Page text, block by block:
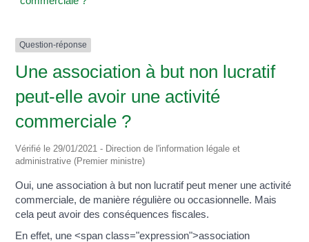
Question-réponse
Une association à but non lucratif
peut-elle avoir une activité
commerciale ?
Vérifié le 29/01/2021 - Direction de l'information légale et
administrative (Premier ministre)
Oui, une association à but non lucratif peut mener une activité
commerciale, de manière régulière ou occasionnelle. Mais
cela peut avoir des conséquences fiscales.
En effet, une <span class="expression">association